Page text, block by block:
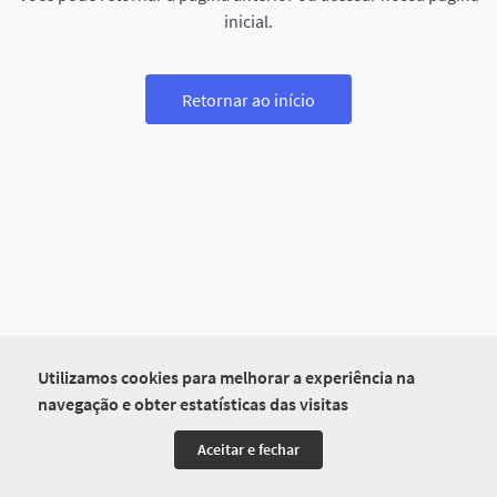
Utilizamos cookies para melhorar a experiência na
navegação e obter estatísticas das visitas
Aceitar e fechar
inicial.
Retornar ao início